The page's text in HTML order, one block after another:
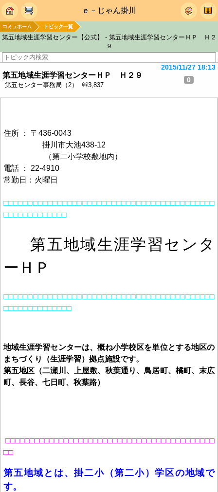
ｅ－じゃん掛川
コミュホーム トピック一覧
第五地域生涯学習センター【公式】 - 第五地域生涯学習センターＨＰ Ｈ２
９
第五地域生涯学習センターＨＰ Ｈ２９
第五センター事務局（2） 3,837
2015/11/27 18:13
0
住所 ： 〒436-0043
掛川市大池438-12
（第二小学校敷地内）
電話 ： 22-4910
常勤日：火曜日
□□□□□□□□□□□□□□□□□□□□□□□□□□□□□□□□□□□□□□□□□□□
□□□□□□□□□□□□□
第五地域生涯学習センタ
ーＨＰ
□□□□□□□□□□□□□□□□□□□□□□□□□□□□□□□□□□□□□□□□□□□
□□□□□□□□□□□□□□
地域生涯学習センターは、概ね小学校区を単位とする地区の
まちづくり（生涯学習）拠点施設です。
第五地区（二瀬川、上屋敷、秋葉通り、鳥居町、橘町、末広
町、長谷、七日町、秋葉路）
□□□□□□□□□□□□□□□□□□□□□□□□□□□□□□□□□□□□□□□□□□□
□□
第五地域とは、掛二小（第二小）学区の地域で
す。